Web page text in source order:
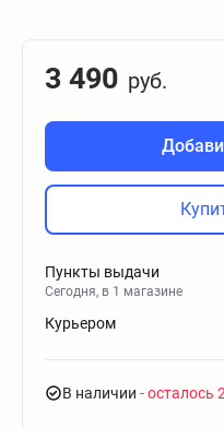
3 490 руб.
Пункты выдачи
Сегодня, в 1 магазине
Курьером
В наличии - осталось